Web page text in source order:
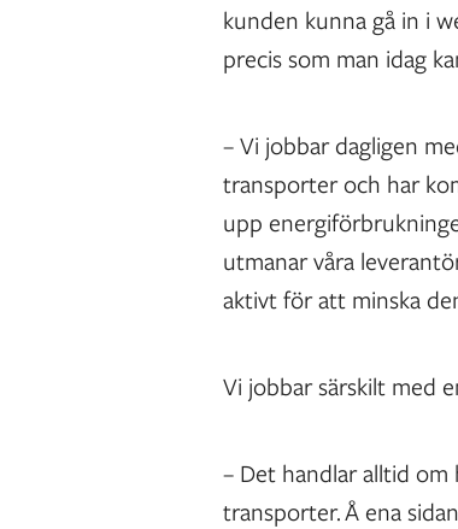
kunden kunna gå in i
precis som man idag
– Vi jobbar dagligen
transporter och har
upp
utmanar våra
aktivt för att minska
Vi jobbar särskilt med
– Det handlar alltid om
transporter. Å ena